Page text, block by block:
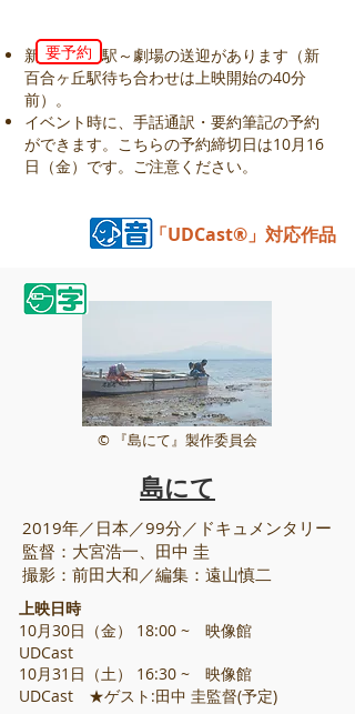
新百合ヶ丘駅～劇場の送迎があります（新
百合ヶ丘駅待ち合わせは上映開始の40分
前）。
イベント時に、手話通訳・要約筆記の予約
ができます。こちらの予約締切日は10月16
日（金）です。ご注意ください。
要予約
「UDCast®」対応作品
© 『島にて』製作委員会
島にて
2019年／日本／99分／ドキュメンタリー
監督：大宮浩一、田中 圭
撮影：前田大和／編集：遠山慎二
上映日時
10月30日（金） 18:00 ~ 映像館
UDCast
10月31日（土） 16:30 ~ 映像館
UDCast ★ゲスト:田中 圭監督(予定)